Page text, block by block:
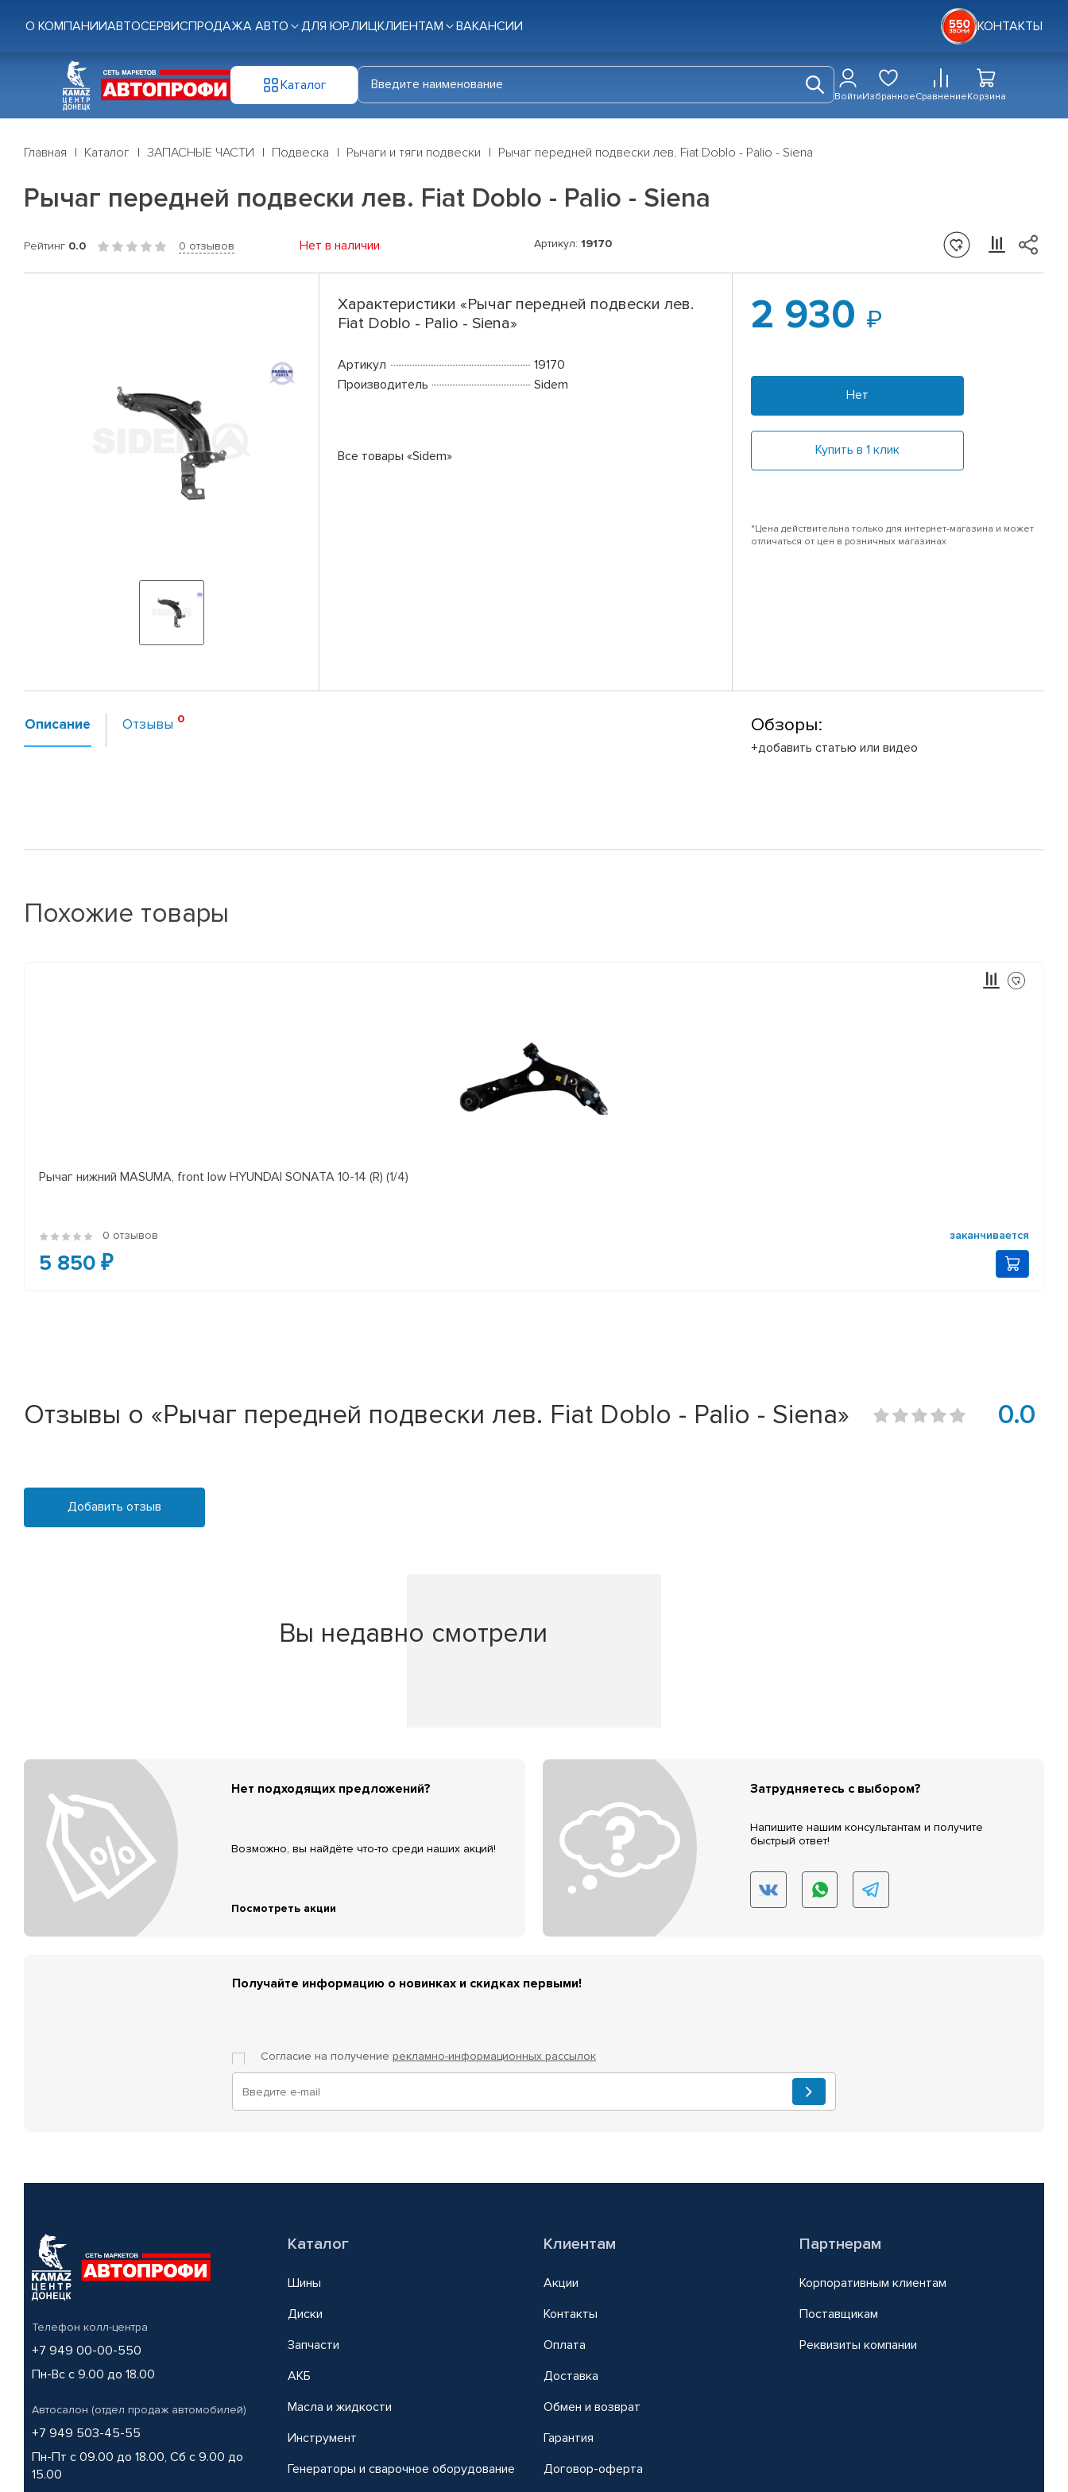
О КОМПАНИИАВТОСЕРВИСПРОДАЖА АВТО ДЛЯ ЮР.ЛИЦКЛИЕНТАМ ВАКАНСИИ КОНТАКТЫ
Каталог
ВойтиИзбранноеСравнениеКорзина
Главная Каталог ЗАПАСНЫЕ ЧАСТИ Подвеска Рычаги и тяги подвески Рычаг передней подвески лев. Fiat Doblo - Palio - Siena
Рычаг передней подвески лев. Fiat Doblo - Palio - Siena
Рейтинг 0.0 0 отзывов Нет в наличии Артикул: 19170
Характеристики «Рычаг передней подвески лев.
Fiat Doblo - Palio - Siena»
Артикул
19170
Производитель
Sidem
Все товары «Sidem»
2 930
Нет
Купить в 1 клик
*Цена действительна только для интернет-магазина и может
отличаться от цен в розничных магазинах
Описание Отзывы Обзоры:
+добавить статью или видео
Похожие товары
Рычаг нижний MASUMA, front low HYUNDAI SONATA 10-14 (R) (1/4)
0 отзывов заканчивается
5 850 ₽
Отзывы о «Рычаг передней подвески лев. Fiat Doblo - Palio - Siena» 0.0
Добавить отзыв
Вы недавно смотрели
Нет подходящих предложений?
Возможно, вы найдёте что-то среди наших акций!
Посмотреть акции
Затрудняетесь с выбором?
Напишите нашим консультантам и получите
быстрый ответ!
Получайте информацию о новинках и скидках первыми!
Согласие на получение рекламно-информационных рассылок
Телефон колл-центра
+7 949 00-00-550
Пн-Вс с 9.00 до 18.00
Автосалон (отдел продаж автомобилей)
+7 949 503-45-55
Пн-Пт с 09.00 до 18.00, Сб с 9.00 до
15.00
Каталог
Шины
Диски
Запчасти
АКБ
Масла и жидкости
Инструмент
Генераторы и сварочное оборудование
Клиентам
Акции
Контакты
Оплата
Доставка
Обмен и возврат
Гарантия
Договор-оферта
Партнерам
Корпоративным клиентам
Поставщикам
Реквизиты компании